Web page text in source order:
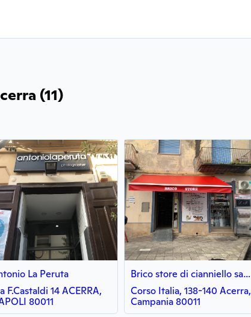
(11)
La Peruta
F.Castaldi 14 ACERRA,
80011
Brico store di cianniello salvatore
Corso Italia, 138-140 Acerra,
Campania 80011